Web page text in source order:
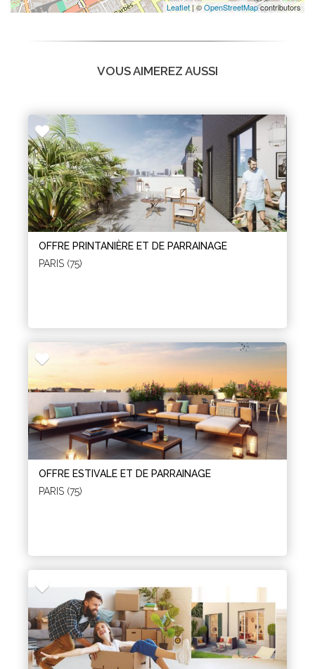
Leaflet| ©OpenStreetMapcontributors
VOUS AIMEREZ AUSSI
OFFRE PRINTANIÈRE ET DE PARRAINAGE
PARIS (75)
OFFRE ESTIVALE ET DE PARRAINAGE
PARIS (75)